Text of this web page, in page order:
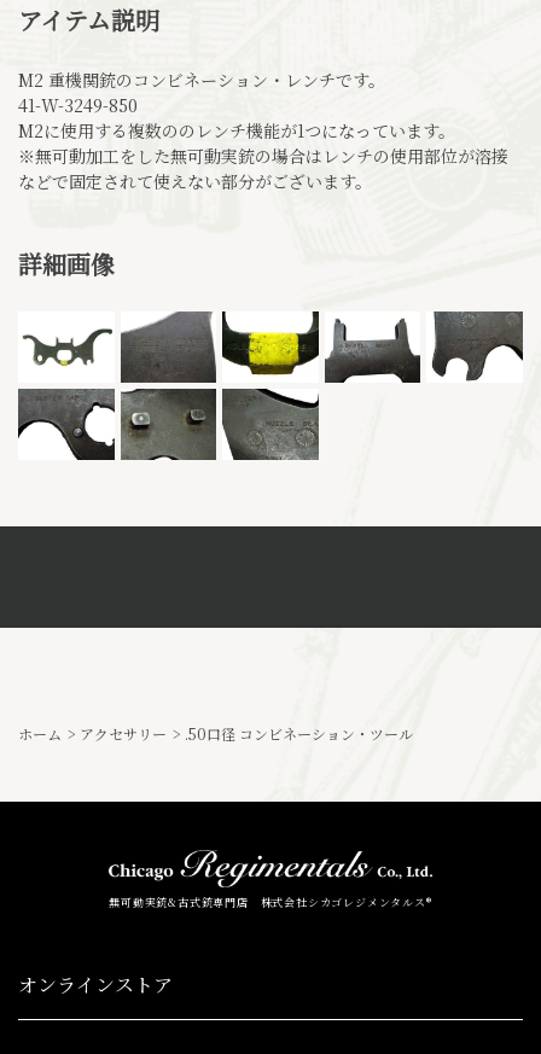
アイテム説明
M2 重機関銃のコンビネーション・レンチです。
41-W-3249-850
M2に使用する複数ののレンチ機能が1つになっています。
※無可動加工をした無可動実銃の場合はレンチの使用部位が溶接
などで固定されて使えない部分がございます。
詳細画像
ホーム > アクセサリー > .50口径 コンビネーション・ツール
無可動実銃&古式銃専門店 株式会社シカゴレジメンタルス®
オンラインストア